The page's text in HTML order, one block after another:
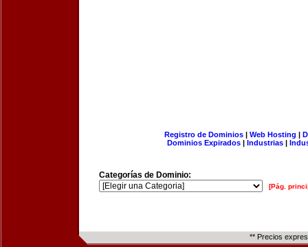
Registro de Dominios| Web Hosting |
Dominios Expirados | Industrias |
Categorías de Dominio:
[Pág.
** Precios